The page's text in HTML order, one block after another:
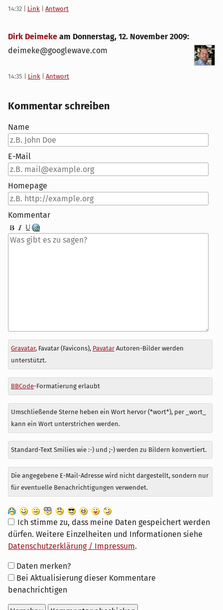
14:32 Link Antwort
Dirk Deimeke am Donnerstag, 12. November 2009:
deimeke@googlewave.com
14:35 Link Antwort
Kommentar schreiben
Name
E-Mail
Homepage
Kommentar
Antwort
zu
Gravatar, Favatar (Favicons), PavatarAutoren-Bilder werden
unterstützt.
BBCode-Formatierung erlaubt
Umschließende Sterne heben ein Wort hervor (*wort*), per _wort_
kann ein Wort unterstrichen werden.
Standard-Text Smilies wie :-) und ;-) werden zu Bildern konvertiert.
Die angegebene E-Mail-Adresse wird nicht dargestellt, sondern nur
für eventuelle Benachrichtigungen verwendet.
Ich stimme zu, dass meine Daten gespeichert werden
dürfen. Weitere Einzelheiten und Informationen siehe
Datenschutzerklärung / Impressum.
Formular-
Optionen
Daten merken?
Bei Aktualisierung dieser Kommentare
benachrichtigen